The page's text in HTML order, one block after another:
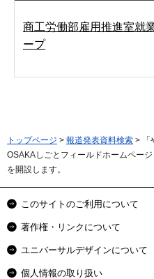
商工労働部雇用推進室就
ープ
トップページ > 報道発表資料検索 > 「
OSAKAしごとフィールドホームペー
を開設します。
このサイトのご利用について
著作権・リンクについて
ユニバーサルデザインについて
個人情報の取り扱い